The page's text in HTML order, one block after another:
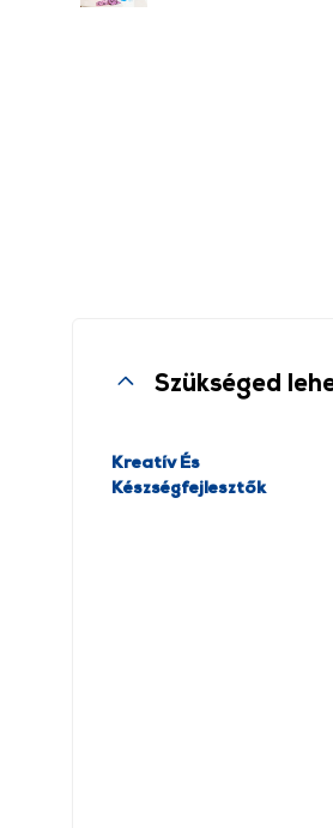
Szükséged
Kreatív És
Készségfejlesztők